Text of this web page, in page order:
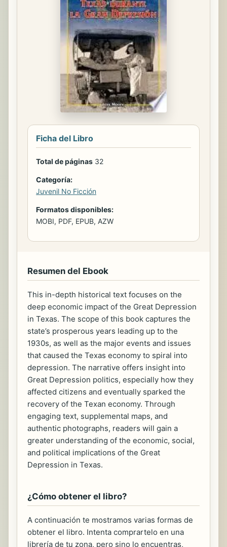
Ficha del Libro
Total de páginas 32
Categoría:
Juvenil No Ficción
Formatos disponibles:
MOBI, PDF, EPUB, AZW
Resumen del Ebook
This in-depth historical text focuses on the
deep economic impact of the Great Depression
in Texas. The scope of this book captures the
state’s prosperous years leading up to the
1930s, as well as the major events and issues
that caused the Texas economy to spiral into
depression. The narrative offers insight into
Great Depression politics, especially how they
affected citizens and eventually sparked the
recovery of the Texan economy. Through
engaging text, supplemental maps, and
authentic photographs, readers will gain a
greater understanding of the economic, social,
and political implications of the Great
Depression in Texas.
¿Cómo obtener el libro?
A continuación te mostramos varias formas de
obtener el libro. Intenta comprartelo en una
librería de tu zona, pero sino lo encuentras,